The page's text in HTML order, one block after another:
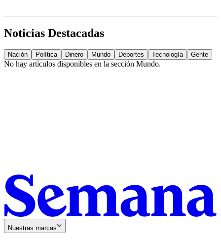
Noticias Destacadas
Nación Política Dinero Mundo Deportes Tecnología Gente
No hay artículos disponibles en la sección Mundo.
Nuestras marcas